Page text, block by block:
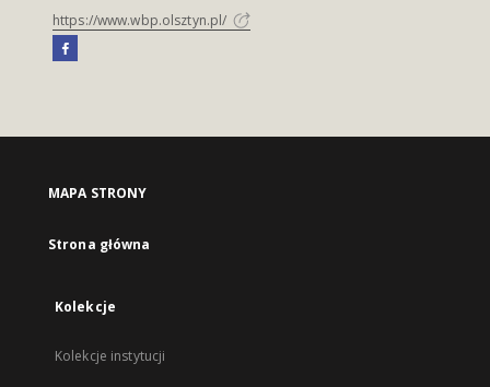
https://www.wbp.olsztyn.pl/
MAPA STRONY
Strona główna
Kolekcje
Kolekcje instytucji